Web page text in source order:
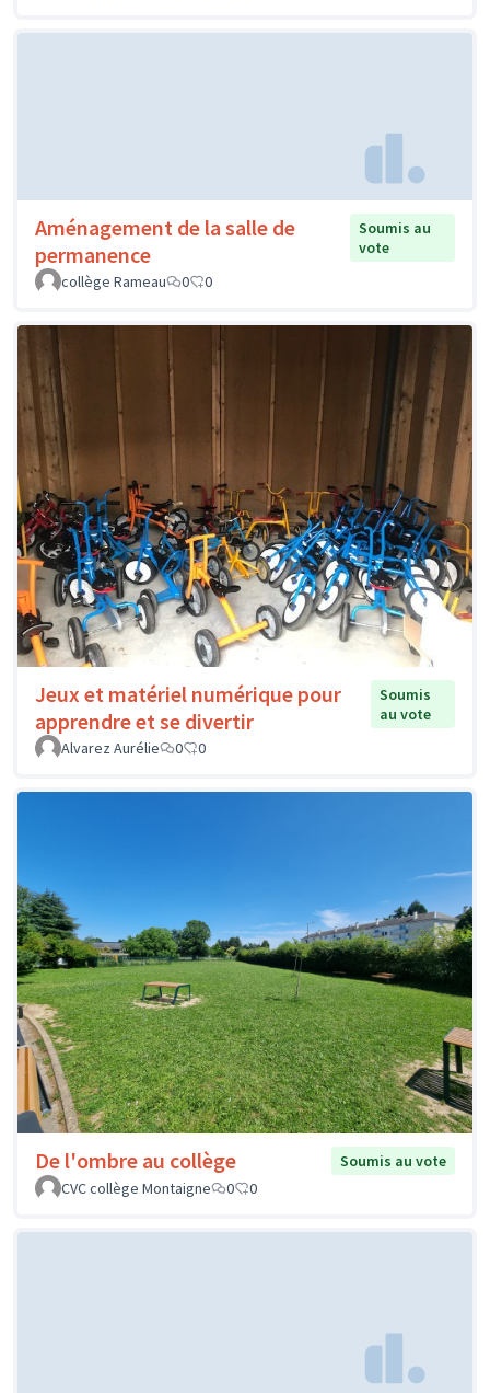
Aménagement de la salle de
permanence
Soumis au
vote
collège Rameau
0 0
Jeux et matériel numérique pour
apprendre et se divertir
Soumis
au vote
Alvarez Aurélie
0 0
De l'ombre au collège
Soumis au vote
CVC collège Montaigne
0 0